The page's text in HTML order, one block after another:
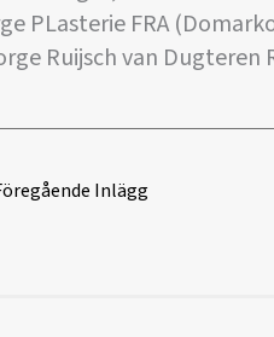
PLasterie FRA
Ruijsch van Dugteren
Inlägg